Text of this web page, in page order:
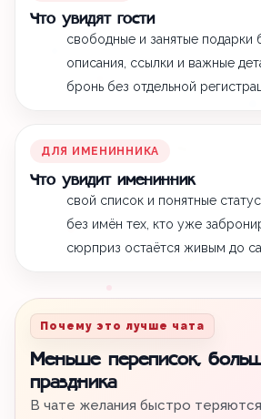
Что увидят гости
свободные и занятые подарки
описания, ссылки и важные
бронь без отдельной
ДЛЯ ИМЕНИННИКА
Что увидит именинник
свой список и понятные
без имён тех, кто уже
сюрприз остаётся живым до
Почему это лучше чата
Меньше переписок,
праздника
В чате желания быстро